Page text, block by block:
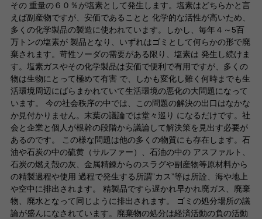
その 重量の６０％が塩素として発生します。塩素はどちらかと言
えば副産物ですが、安価であることと 化学的な活性が高いため、
多くの化学製品の製造に使われています。しかし、毎年４～5百
万トンの塩素が 製品となり、いずれはゴミとして何らかの形で廃
棄されます。苛性ソーダの需要がある限り、塩素は 発生し続けま
す。塩素ガスやその化学製品は安価で便利で有用ですが、多くの
物は生物にとって極めて有害 で、しかも変化し難く何時までも生
活環境周辺にばらまかれていて生活環境の悪化の大問題になって
います。 今の社会秩序の中では、この問題の解決の出口はなかな
か見付かりません。末葉の議論では堂々巡り になるだけです。社
会と企業と個人が根幹の段階から議論して解決策を見出す必要が
あるのです。 この様な問題は他の多くの物質にも存在します。石
油や石炭の中の硫黄（サルファー）、石油の中の アスファルト、
石炭の燃え殻の灰、金属精錬からのスラグや副産物等原材料から
の精製過程や使用 過程で発生する所謂”カス”等は所詮、海や地上
や空中に排出されます。 精製品ですら遅かれ早かれ廃ガス、廃棄
物、廃水となって同じように排出されます。 ゴミの処分場所の議
論が盛んになされています。廃棄物の処分は経済活動の負の活動